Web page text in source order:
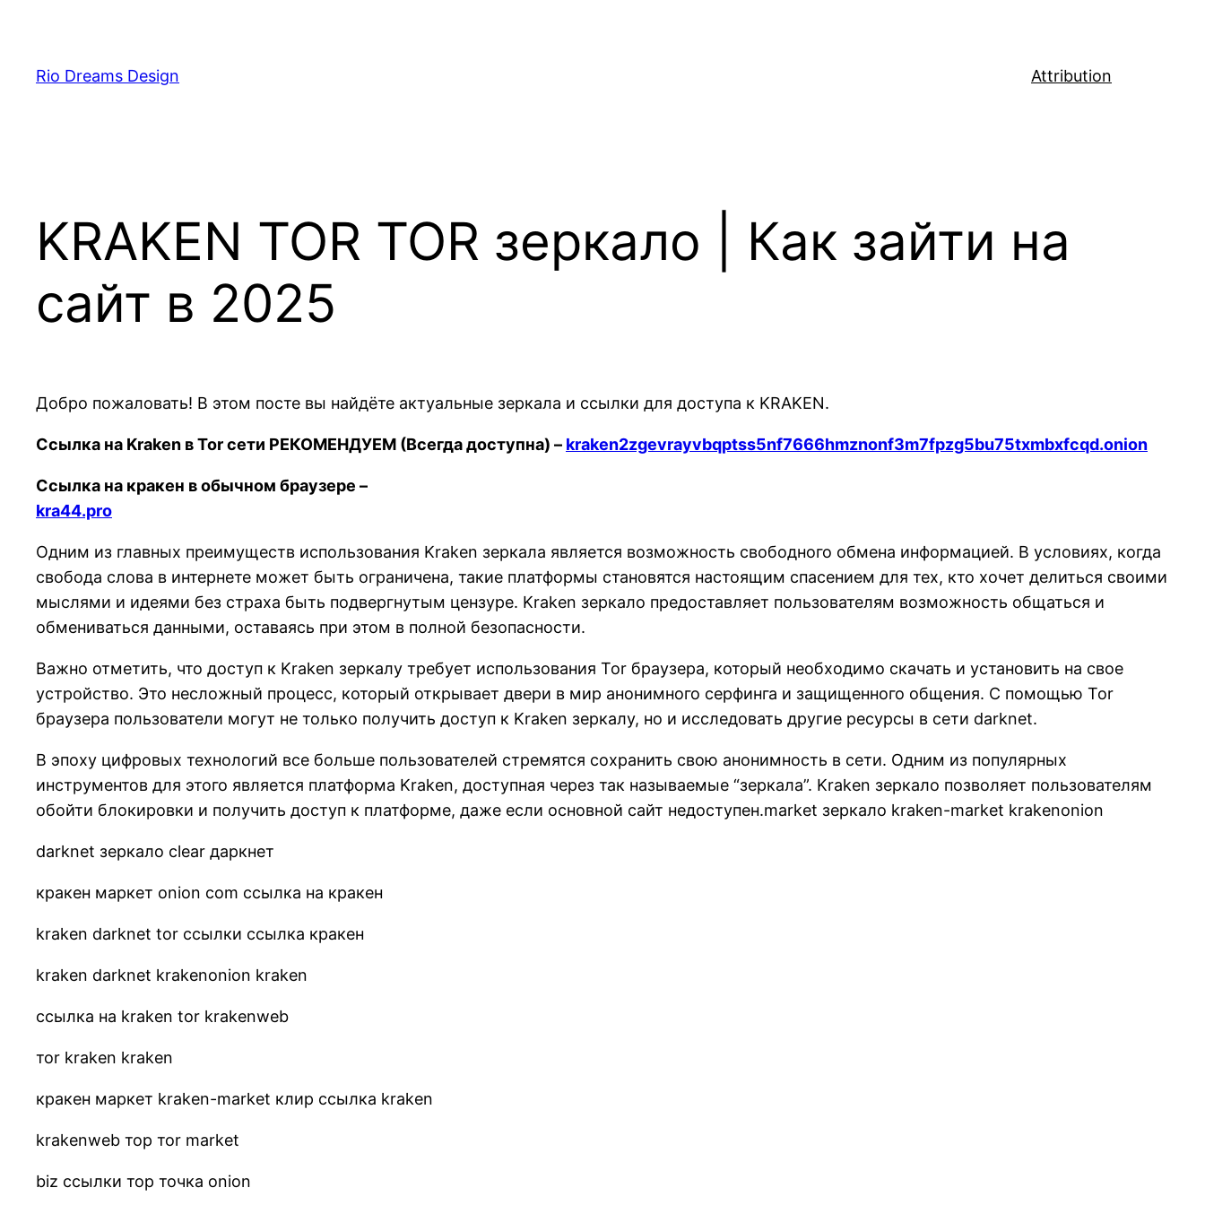
content
Rio Dreams Design Attribution
KRAKEN TOR TOR зеркало | Как зайти на
сайт в 2025
Добро пожаловать! В этом посте вы найдёте актуальные зеркала и ссылки для доступа к KRAKEN.
Ссылка на Kraken в Tor сети РЕКОМЕНДУЕМ (Всегда доступна) – kraken2zgevrayvbqptss5nf7666hmznonf3m7fpzg5bu75txmbxfcqd.onion
Ссылка на кракен в обычном браузере –
kra44.pro
Одним из главных преимуществ использования Kraken зеркала является возможность свободного обмена информацией. В условиях, когда
свобода слова в интернете может быть ограничена, такие платформы становятся настоящим спасением для тех, кто хочет делиться своими
мыслями и идеями без страха быть подвергнутым цензуре. Kraken зеркало предоставляет пользователям возможность общаться и
обмениваться данными, оставаясь при этом в полной безопасности.
Важно отметить, что доступ к Kraken зеркалу требует использования Tor браузера, который необходимо скачать и установить на свое
устройство. Это несложный процесс, который открывает двери в мир анонимного серфинга и защищенного общения. С помощью Tor
браузера пользователи могут не только получить доступ к Kraken зеркалу, но и исследовать другие ресурсы в сети darknet.
В эпоху цифровых технологий все больше пользователей стремятся сохранить свою анонимность в сети. Одним из популярных
инструментов для этого является платформа Kraken, доступная через так называемые “зеркала”. Kraken зеркало позволяет пользователям
обойти блокировки и получить доступ к платформе, даже если основной сайт недоступен.market зеркало kraken-market krakenonion
darknet зеркало clear даркнет
кракен маркет onion com ссылка на кракен
kraken darknet tor ссылки ссылка кракен
kraken darknet krakenonion kraken
ссылка на kraken tor krakenweb
тоr kraken kraken
кракен маркет kraken-market клир ссылка kraken
krakenweb тор тоr market
biz ссылки тор точка onion